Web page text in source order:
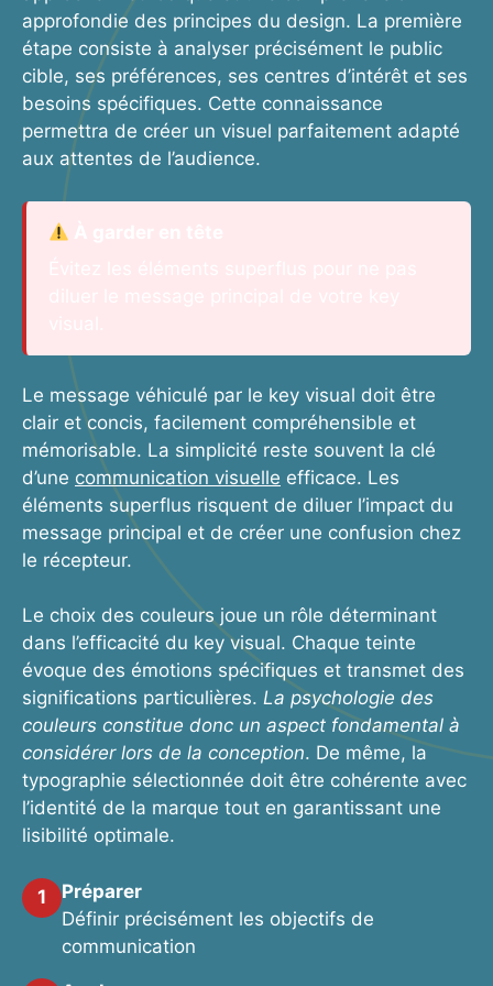
approfondie des principes du design. La première
étape consiste à analyser précisément le public
cible, ses préférences, ses centres d’intérêt et ses
besoins spécifiques. Cette connaissance
permettra de créer un visuel parfaitement adapté
aux attentes de l’audience.
Le message véhiculé par le key visual doit être
clair et concis, facilement compréhensible et
mémorisable. La simplicité reste souvent la clé
d’une communication visuelle efficace. Les
éléments superflus risquent de diluer l’impact du
message principal et de créer une confusion chez
le récepteur.
Le choix des couleurs joue un rôle déterminant
dans l’efficacité du key visual. Chaque teinte
évoque des émotions spécifiques et transmet des
significations particulières. La psychologie des
couleurs constitue donc un aspect fondamental à
considérer lors de la conception. De même, la
typographie sélectionnée doit être cohérente avec
l’identité de la marque tout en garantissant une
lisibilité optimale.
1
Préparer
Définir précisément les objectifs de
communication